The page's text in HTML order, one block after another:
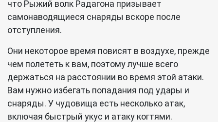
что Рыжий волк Радагона призывает
самонаводящиеся снаряды вскоре после
отступления.
Они некоторое время повисят в воздухе, прежде
чем полететь к вам, поэтому лучше всего
держаться на расстоянии во время этой атаки.
Вам нужно избегать попадания под удары и
снаряды. У чудовища есть несколько атак,
включая быстрый укус и атаку когтями.